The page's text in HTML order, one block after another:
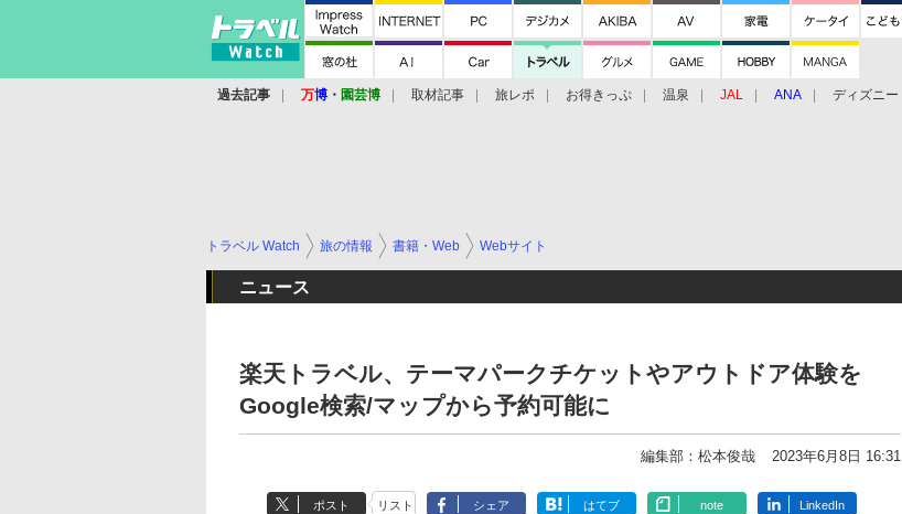
過去記事 万博 ・ 園芸博 取材記事 旅レポ お得きっぷ 温泉 JAL ANA ディズニー
トラベル Watch 旅の情報 書籍・Web Webサイト
ニュース
楽天トラベル、テーマパークチケットやアウトドア体験を
Google検索/マップから予約可能に
編集部：松本俊哉 2023年6月8日 16:31
ポスト リスト シェア はてブ note LinkedIn